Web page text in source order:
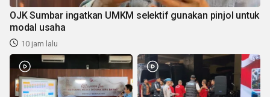
OJK Sumbar ingatkan UMKM selektif gunakan pinjol untuk
modal usaha
10 jam lalu